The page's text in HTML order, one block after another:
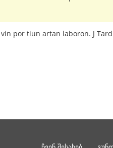
por tiun artan laboron. J